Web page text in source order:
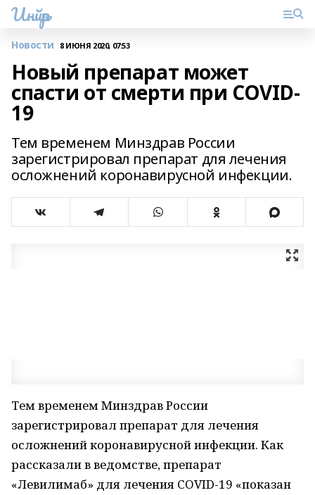
Инйәр
Новости 8 ИЮНЯ 2020, 07:53
Новый препарат может
спасти от смерти при COVID-
19
Тем временем Минздрав России
зарегистрировал препарат для лечения
осложнений коронавирусной инфекции.
Тем временем Минздрав России
зарегистрировал препарат для лечения
осложнений коронавирусной инфекции. Как
рассказали в ведомстве, препарат
«Левилимаб» для лечения COVID-19 «показан